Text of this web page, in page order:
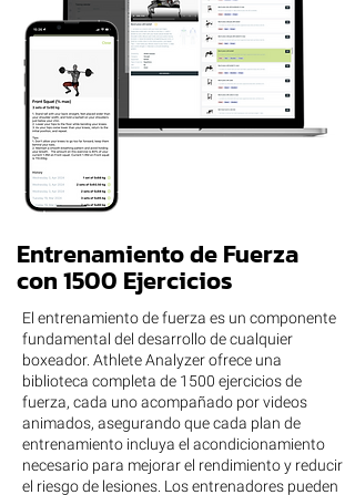
Entrenamiento de Fuerza
con 1500 Ejercicios
El entrenamiento de fuerza es un componente
fundamental del desarrollo de cualquier
boxeador. Athlete Analyzer ofrece una
biblioteca completa de 1500 ejercicios de
fuerza, cada uno acompañado por videos
animados, asegurando que cada plan de
entrenamiento incluya el acondicionamiento
necesario para mejorar el rendimiento y reducir
el riesgo de lesiones. Los entrenadores pueden